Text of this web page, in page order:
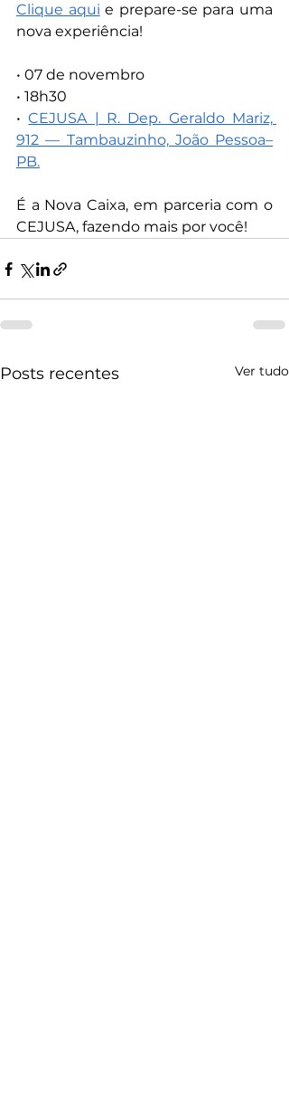
Clique aqui e prepare-se para uma
nova experiência!
• 07 de novembro
• 18h30
• CEJUSA | R. Dep. Geraldo Mariz,
912 — Tambauzinho, João Pessoa–
PB.
É a Nova Caixa, em parceria com o
CEJUSA, fazendo mais por você!
Posts recentes Ver tudo